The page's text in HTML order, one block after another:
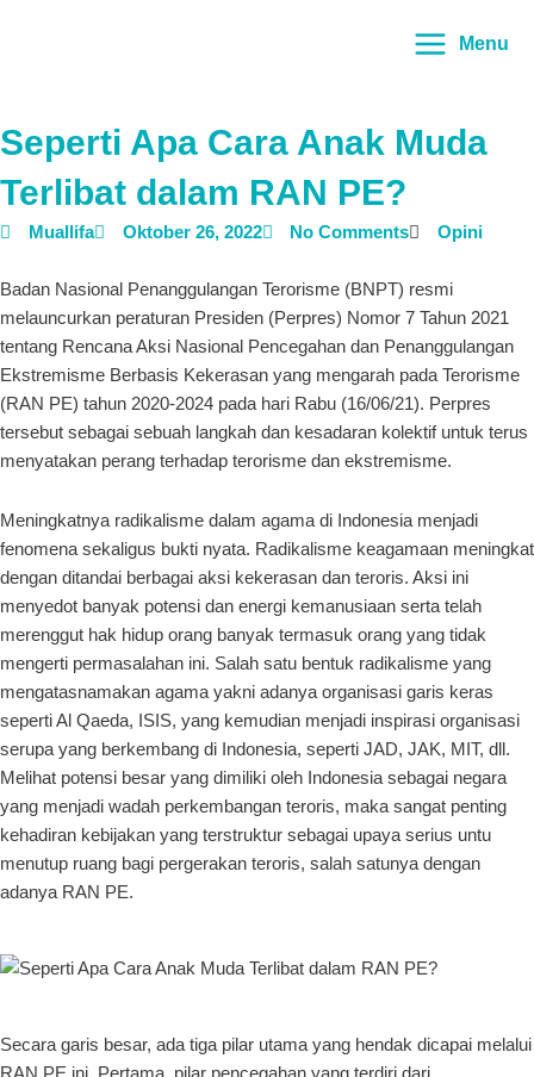
Menu
Seperti Apa Cara Anak Muda
Terlibat dalam RAN PE?
Muallifa Oktober 26, 2022 No Comments Opini
Badan Nasional Penanggulangan Terorisme (BNPT) resmi
melauncurkan peraturan Presiden (Perpres) Nomor 7 Tahun 2021
tentang Rencana Aksi Nasional Pencegahan dan Penanggulangan
Ekstremisme Berbasis Kekerasan yang mengarah pada Terorisme
(RAN PE) tahun 2020-2024 pada hari Rabu (16/06/21). Perpres
tersebut sebagai sebuah langkah dan kesadaran kolektif untuk terus
menyatakan perang terhadap terorisme dan ekstremisme.
Meningkatnya radikalisme dalam agama di Indonesia menjadi
fenomena sekaligus bukti nyata. Radikalisme keagamaan meningkat
dengan ditandai berbagai aksi kekerasan dan teroris. Aksi ini
menyedot banyak potensi dan energi kemanusiaan serta telah
merenggut hak hidup orang banyak termasuk orang yang tidak
mengerti permasalahan ini. Salah satu bentuk radikalisme yang
mengatasnamakan agama yakni adanya organisasi garis keras
seperti Al Qaeda, ISIS, yang kemudian menjadi inspirasi organisasi
serupa yang berkembang di Indonesia, seperti JAD, JAK, MIT, dll.
Melihat potensi besar yang dimiliki oleh Indonesia sebagai negara
yang menjadi wadah perkembangan teroris, maka sangat penting
kehadiran kebijakan yang terstruktur sebagai upaya serius untu
menutup ruang bagi pergerakan teroris, salah satunya dengan
adanya RAN PE.
Secara garis besar, ada tiga pilar utama yang hendak dicapai melalui